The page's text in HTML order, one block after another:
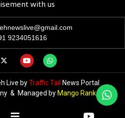
with us
9234051616
Live byTraffic Tail News Portal
& Managed by Mango Rank